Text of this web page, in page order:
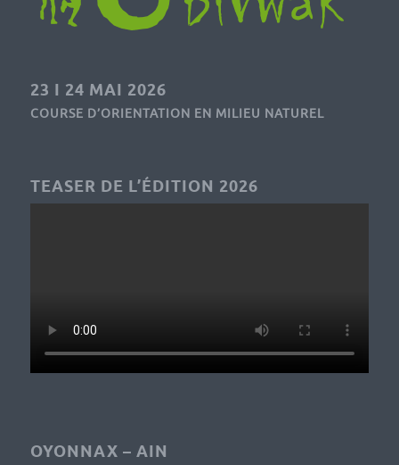
23 I 24 MAI 2026
COURSE D’ORIENTATION EN MILIEU NATUREL
TEASER DE L’ÉDITION 2026
OYONNAX – AIN